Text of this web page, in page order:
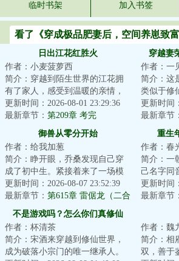
临时书架 加入书签
看了《穿成极品肥妻后，空间养崽致
日出江花红胜火
作者：小麦菠萝西
简介：穿越到陌生世界的江花拥
有了家人，感受到温暖的亲情，
全家人一起努力过上了富裕幸福
快乐的日子。...
更新时间：2026-08-01 23:29:36
最新章节： 第209章 考完
穿越妻
作者：一
简介：这
类似于修
已知的完
福气、气
更新时间
最新章节：
是戎世子
御兽从零分开始
作者：给我加葱
简介：睁开眼，乔桑发现自己穿
成了初中生。紧接着来了一场模
拟考。毕业她怕了吗？她怕
了……这考的都什么...
更新时间：2026-08-07 23:52:39
最新章节： 第615章 雷倨龙（二合
一）
重生
作者：春
简介：一
己名字同
一。原主
还被人哄
更新时间
最新章节：
不是游戏吗？怎么你们真修仙
作者：杯清茶
简介：宋酒来穿越到修仙世界，
成为破落小宗门的唯一继承人。
作者：魏
简介：相
双，善于